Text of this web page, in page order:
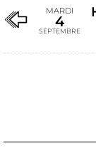
MARDI
4
SEPTEMBRE